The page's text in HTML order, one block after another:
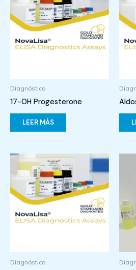
Diagnóstico
17-OH Progesterone
LEER MÁS
Diagnóstico